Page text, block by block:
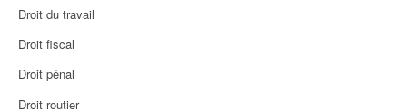
Droit du travail
Droit fiscal
Droit pénal
Droit routier